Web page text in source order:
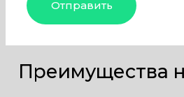
Преимущества